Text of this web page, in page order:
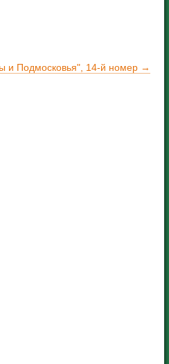
и Подмосковья", 14-й номер →